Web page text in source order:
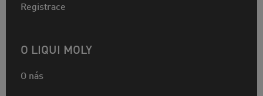
Registrace
O LIQUI MOLY
O nás